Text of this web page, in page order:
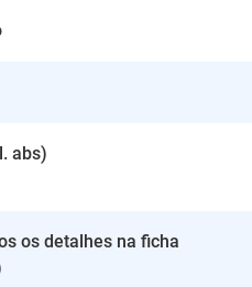
abs)
os detalhes na ficha